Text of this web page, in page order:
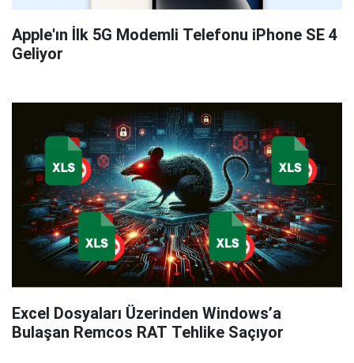
Apple'ın İlk 5G Modemli Telefonu iPhone SE 4
Geliyor
Excel Dosyaları Üzerinden Windows’a
Bulaşan Remcos RAT Tehlike Saçıyor